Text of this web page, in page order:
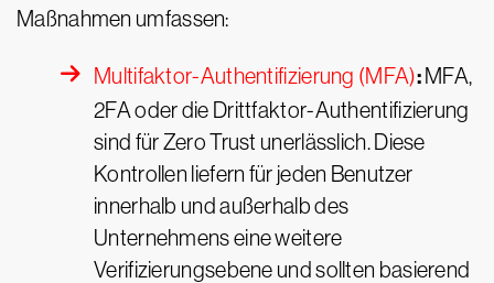
Maßnahmen umfassen:
Multifaktor-Authentifizierung (MFA):MFA,
2FA oder die Drittfaktor-Authentifizierung
sind für Zero Trust unerlässlich. Diese
Kontrollen liefern für jeden Benutzer
innerhalb und außerhalb des
Unternehmens eine weitere
Verifizierungsebene und sollten basierend